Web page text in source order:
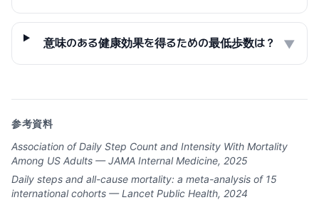
意味のある健康効果を得るための最低歩数は？ ▼
参考資料
Association of Daily Step Count and Intensity With Mortality
Among US Adults — JAMA Internal Medicine, 2025
Daily steps and all-cause mortality: a meta-analysis of 15
international cohorts — Lancet Public Health, 2024